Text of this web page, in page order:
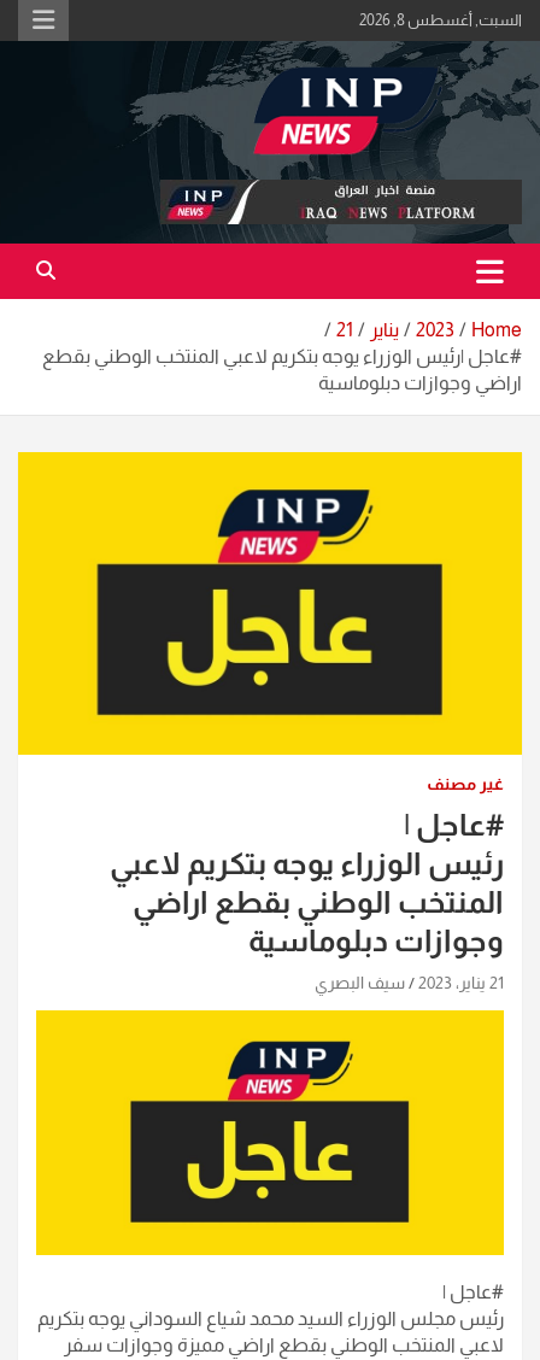
Skip
to
content
السبت, أغسطس 8, 2026
منصة اخبار العراق
اكبر منصة خبرية في العراق | #الحقيقة_اولاً
Home
2023 يناير
21
#عاجل |رئيس الوزراء يوجه بتكريم لاعبي المنتخب الوطني بقطع
اراضي وجوازات دبلوماسية
غير مصنف
#عاجل |
رئيس الوزراء يوجه بتكريم لاعبي
المنتخب الوطني بقطع اراضي
وجوازات دبلوماسية
21 يناير، 2023 سيف البصري
#عاجل |
رئيس مجلس الوزراء السيد محمد شياع السوداني يوجه بتكريم
لاعبي المنتخب الوطني بقطع اراضي مميزة وجوازات سفر